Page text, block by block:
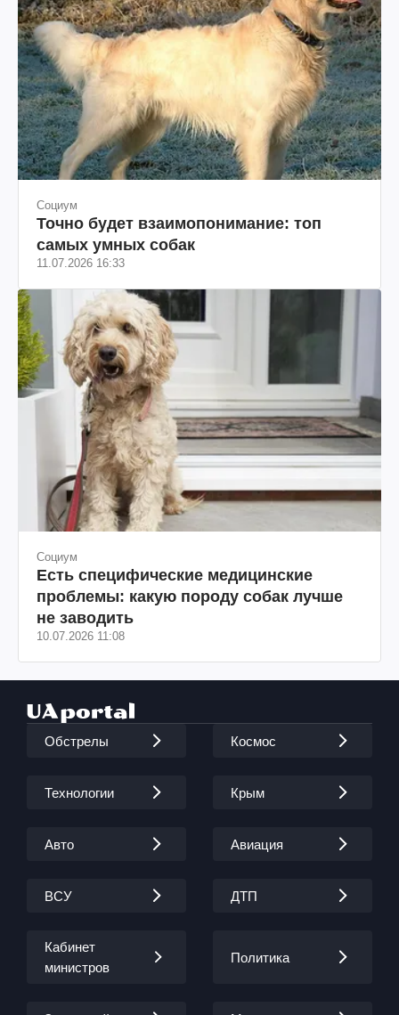
Социум
Точно будет взаимопонимание: топ
самых умных собак
11.07.2026 16:33
Социум
Есть специфические медицинские
проблемы: какую породу собак лучше
не заводить
10.07.2026 11:08
Обстрелы Космос
Технологии Крым
Авто Авиация
ВСУ ДТП
Кабинет
министров
Политика